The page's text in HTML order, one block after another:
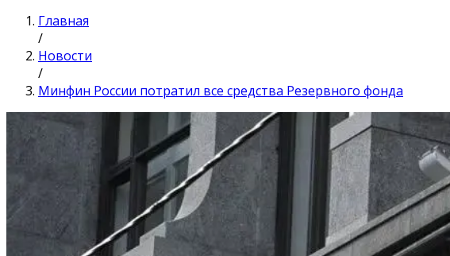
Главная
/
Новости
/
Минфин России потратил все средства Резервного фонда